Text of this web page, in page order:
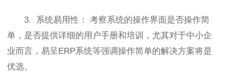
3. 系统易用性： 考察系统的操作界面是否操作简
单，是否提供详细的用户手册和培训，尤其对于中小企
业而言，易呈ERP系统等强调操作简单的解决方案将是
优选。